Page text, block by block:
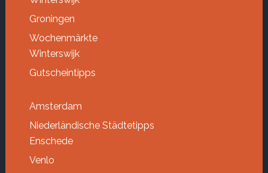
Groningen
Wochenmärkte
Winterswijk
Gutscheintipps
Amsterdam
Niederländische Städtetipps
Enschede
Venlo